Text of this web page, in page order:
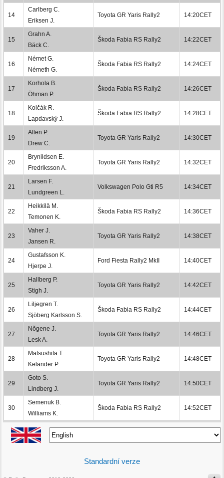
14
Carlberg C.
Eriksen J.
Toyota GR Yaris Rally2 14:20CET
15
Grahn A.
Bäck C.
Škoda Fabia RS Rally2 14:22CET
16
Német G.
Németh G.
Škoda Fabia RS Rally2 14:24CET
17
Korhola B.
Öhman P.
Škoda Fabia RS Rally2 14:26CET
18
Kolčák R.
Lapdavský J.
Škoda Fabia RS Rally2 14:28CET
19
Allen P.
Drew C.
Toyota GR Yaris Rally2 14:30CET
20
Brynildsen E.
Fredriksson A.
Toyota GR Yaris Rally2 14:32CET
21
Larsen F.
Lundgreen L.
Volkswagen Polo Gti R5 14:34CET
22
Heikkilä M.
Temonen K.
Škoda Fabia RS Rally2 14:36CET
23
Vaher J.
Jansen R.
Toyota GR Yaris Rally2 14:38CET
24
Gustafsson K.
Hjerpe J.
Ford Fiesta Rally2 MkII 14:40CET
25
Hallberg P.
Stigh J.
Toyota GR Yaris Rally2 14:42CET
26
Liljegren T.
Sjöberg Karlsson S.
Škoda Fabia RS Rally2 14:44CET
27
Nõgene J.
Lesk A.
Toyota GR Yaris Rally2 14:46CET
28
Matsushita T.
Kelander P.
Toyota GR Yaris Rally2 14:48CET
29
Goto S.
Lindberg J.
Toyota GR Yaris Rally2 14:50CET
30
Semenuk B.
Williams K.
Škoda Fabia RS Rally2 14:52CET
Standardní verze